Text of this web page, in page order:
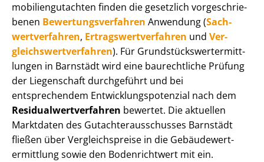
mo­bi­li­en­gut­ach­ten finden die gesetzlich vor­ge­schrie­
be­nen Be­wer­tungs­ver­fah­ren Anwendung (Sach­
wert­ver­fah­ren, Er­trags­wert­ver­fah­ren und Ver­
gleichs­wert­ver­fah­ren). Für Grund­stücks­wert­ermitt­
lun­gen in Barnstädt wird eine baurechtliche Prüfung
der Liegenschaft durchgeführt und bei
entsprechendem Ent­wick­lungs­po­ten­zi­al nach dem
Re­si­du­al­wert­ver­fah­ren bewertet. Die aktuellen
Marktdaten des Gut­ach­ter­aus­schus­ses Barnstädt
fließen über Ver­gleichs­prei­se in die Ge­bäu­de­wert­
ermitt­lung sowie den Bodenrichtwert mit ein.